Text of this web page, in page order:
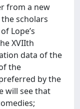
from a new
scholars
Lope’s
XVIIth
data of the
the
by the
will see that